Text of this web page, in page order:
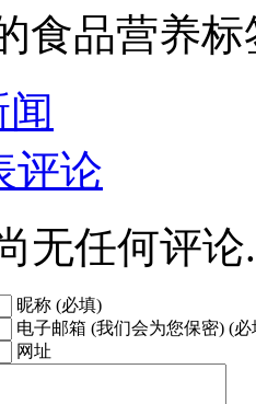
食品营养
评论
无任何评论.
昵称 (必填)
电子邮箱 (我们会为您保密) (必
网址